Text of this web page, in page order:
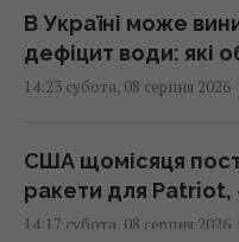
В Україні може
дефіцит води: які
14:23 субота, 08 серпня 2026
США щомісяця
ракети для Patriot,
14:17 субота, 08 серпня 2026